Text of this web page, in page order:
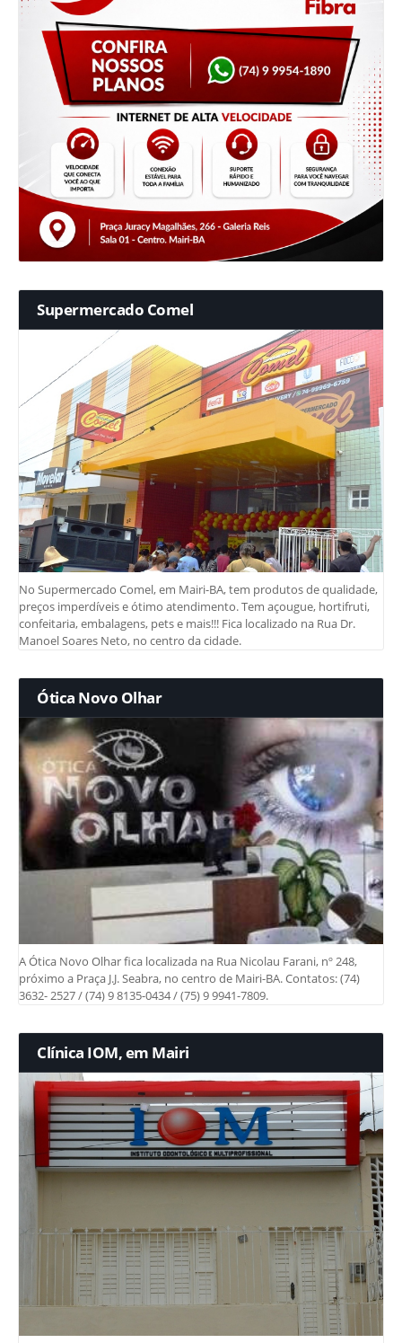
Supermercado Comel
No Supermercado Comel, em Mairi-BA, tem produtos de qualidade,
preços imperdíveis e ótimo atendimento. Tem açougue, hortifruti,
confeitaria, embalagens, pets e mais!!! Fica localizado na Rua Dr.
Manoel Soares Neto, no centro da cidade.
Ótica Novo Olhar
A Ótica Novo Olhar fica localizada na Rua Nicolau Farani, nº 248,
próximo a Praça J.J. Seabra, no centro de Mairi-BA. Contatos: (74)
3632- 2527 / (74) 9 8135-0434 / (75) 9 9941-7809.
Clínica IOM, em Mairi